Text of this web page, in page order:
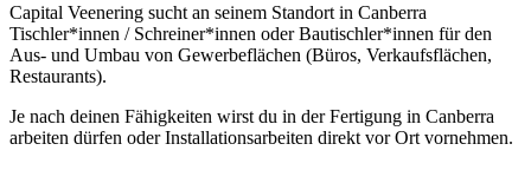
Capital Veenering sucht an seinem Standort in Canberra
Tischler*innen / Schreiner*innen oder Bautischler*innen für den
Aus- und Umbau von Gewerbeflächen (Büros, Verkaufsflächen,
Restaurants).
Je nach deinen Fähigkeiten wirst du in der Fertigung in Canberra
arbeiten dürfen oder Installationsarbeiten direkt vor Ort vornehmen.